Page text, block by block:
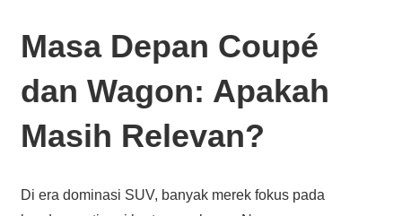
Masa Depan Coupé
dan Wagon: Apakah
Masih Relevan?
Di era dominasi SUV, banyak merek fokus pada